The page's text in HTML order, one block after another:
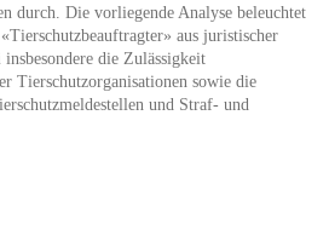
durch. Die vorliegende Analyse beleuchtet
aus juristischer
die Zulässigkeit
Tierschutzorganisationen sowie die
und Straf- und